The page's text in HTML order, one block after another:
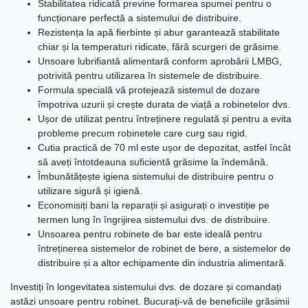
Stabilitatea ridicată previne formarea spumei pentru o
funcționare perfectă a sistemului de distribuire.
Rezistența la apă fierbinte și abur garantează stabilitate
chiar și la temperaturi ridicate, fără scurgeri de grăsime.
Unsoare lubrifiantă alimentară conform aprobării LMBG,
potrivită pentru utilizarea în sistemele de distribuire.
Formula specială vă protejează sistemul de dozare
împotriva uzurii și crește durata de viață a robinetelor dvs.
Ușor de utilizat pentru întreținere regulată și pentru a evita
probleme precum robinetele care curg sau rigid.
Cutia practică de 70 ml este ușor de depozitat, astfel încât
să aveți întotdeauna suficientă grăsime la îndemână.
Îmbunătățește igiena sistemului de distribuire pentru o
utilizare sigură și igienă.
Economisiți bani la reparații și asigurați o investiție pe
termen lung în îngrijirea sistemului dvs. de distribuire.
Unsoarea pentru robinete de bar este ideală pentru
întreținerea sistemelor de robinet de bere, a sistemelor de
distribuire și a altor echipamente din industria alimentară.
Investiți în longevitatea sistemului dvs. de dozare și comandați
astăzi unsoare pentru robinet. Bucurați-vă de beneficiile grăsimii